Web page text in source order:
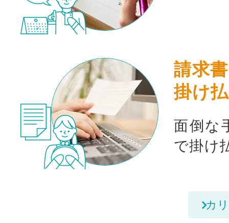
請求
掛け
面倒な
で掛け
カ